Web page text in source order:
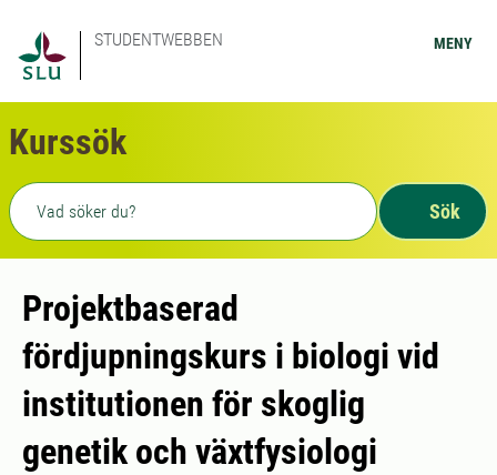
STUDENTWEBBEN MENY
Kurssök
Fritext sökning
Sök
Projektbaserad
fördjupningskurs i biologi vid
institutionen för skoglig
genetik och växtfysiologi